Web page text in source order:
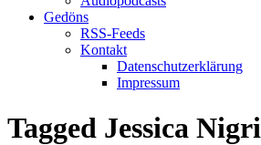
Gedöns
RSS-Feeds
Kontakt
Datenschutzerklärung
Impressum
Tagged Jessica Nigri